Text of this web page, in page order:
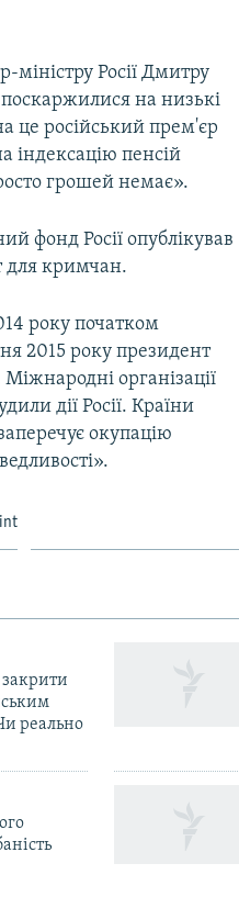
міністру Росії Дмитру
на низькі
це російський прем'єр
індексацію пенсій
грошей немає».
фонд Росії опублікував
для кримчан.
року початком
2015 року президент
організації
дії Росії. Країни
окупацію
закрити
реально